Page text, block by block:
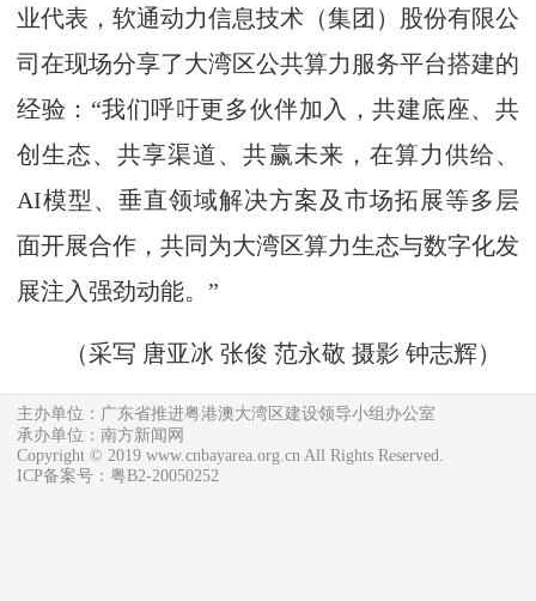
业代表，软通动力信息技术（集团）股份有限公
司在现场分享了大湾区公共算力服务平台搭建的
经验：“我们呼吁更多伙伴加入，共建底座、共
创生态、共享渠道、共赢未来，在算力供给、
AI模型、垂直领域解决方案及市场拓展等多层
面开展合作，共同为大湾区算力生态与数字化发
展注入强劲动能。”
（采写 唐亚冰 张俊 范永敬 摄影 钟志辉）
主办单位：广东省推进粤港澳大湾区建设领导小组办公室
承办单位：南方新闻网
Copyright © 2019 www.cnbayarea.org.cn All Rights Reserved.
ICP备案号：粤B2-20050252